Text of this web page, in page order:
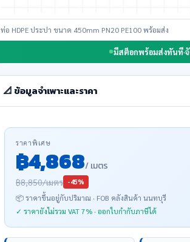
ท่อ HDPE ประปา ขนาด 450mm PN20 PE100 พร้อมส่ง
มีสต็อกพร้อมส่งทันที·
📐 ข้อมูลจำเพาะและราคา
ราคาพิเศษ
฿4,868/ เมตร
฿8,850/เมตร -45%
📦 ราคาขึ้นอยู่กับปริมาณ · FOB คลังสินค้า นนทบุรี
✓ ราคายังไม่รวม VAT 7% · ออกใบกำกับภาษีได้